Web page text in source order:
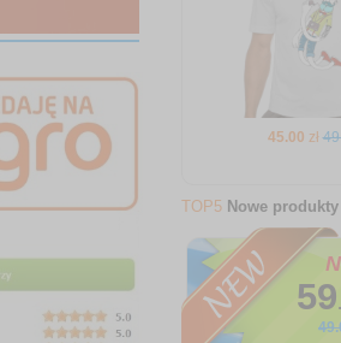
45.00 zł
TOP5 Nowe produkty
59